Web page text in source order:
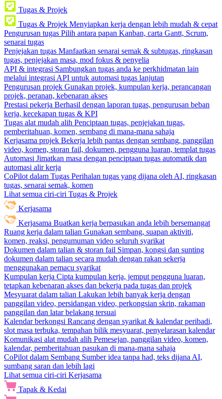
Tugas & Projek
Tugas & Projek Menyiapkan kerja dengan lebih mudah & cepat
Pengurusan tugas Pilih antara papan Kanban, carta Gantt, Scrum,
senarai tugas
Penjejakan tugas Manfaatkan senarai semak & subtugas, ringkasan
tugas, penjejakan masa, mod fokus & penyelia
API & integrasi Sambungkan tugas anda ke perkhidmatan lain
melalui integrasi API untuk automasi tugas lanjutan
Pengurusan projek Gunakan projek, kumpulan kerja, perancangan
projek, peranan, kebenaran akses
Prestasi pekerja Berhasil dengan laporan tugas, pengurusan beban
kerja, kecekapan tugas & KPI
Tugas alat mudah alih Penciptaan tugas, penjejakan tugas,
pemberitahuan, komen, sembang di mana-mana sahaja
Kerjasama projek Bekerja lebih pantas dengan sembang, panggilan
video, komen, storan fail, dokumen, pengguna luaran, templat tugas
Automasi Jimatkan masa dengan penciptaan tugas automatik dan
automasi alir kerja
CoPilot dalam Tugas Perihalan tugas yang dijana oleh AI, ringkasan
tugas, senarai semak, komen
Lihat semua ciri-ciri Tugas & Projek
Kerjasama
Kerjasama Buatkan kerja berpasukan anda lebih bersemangat
Ruang kerja dalam talian Gunakan sembang, suapan aktiviti,
komen, reaksi, pengumuman video seluruh syarikat
Dokumen dalam talian & storan fail Simpan, kongsi dan sunting
dokumen dalam talian secara mudah dengan rakan sekerja
menggunakan pemacu syarikat
Kumpulan kerja Cipta kumpulan kerja, jemput pengguna luaran,
tetapkan kebenaran akses dan bekerja pada tugas dan projek
Mesyuarat dalam talian Lakukan lebih banyak kerja dengan
panggilan video, persidangan video, perkongsian skrin, rakaman
panggilan dan latar belakang tersuai
Kalendar berkongsi Rancang dengan syarikat & kalendar peribadi,
slot masa terbuka, tempahan bilik mesyuarat, penyelarasan kalendar
Komunikasi alat mudah alih Pemesejan, panggilan video, komen,
kalendar, pemberitahuan pasukan di mana-mana sahaja
CoPilot dalam Sembang Sumber idea tanpa had, teks dijana AI,
sumbang saran dan lebih lagi
Lihat semua ciri-ciri Kerjasama
Tapak & Kedai